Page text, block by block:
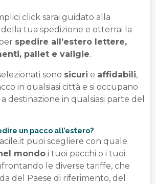
click sarai guidato alla
tua spedizione e otterrai la
spedire all’estero lettere,
pallet e valigie.
sono sicuri e affidabili,
in qualsiasi città e si occupano
destinazione in qualsiasi parte del
un pacco all’estero?
puoi scegliere con quale
mondo i tuoi pacchi o i tuoi
le diverse tariffe, che
del Paese di riferimento, del